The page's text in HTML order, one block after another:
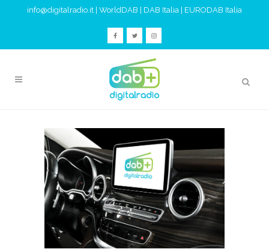
info@digitalradio.it WorldDAB DAB Italia EURODAB Italia